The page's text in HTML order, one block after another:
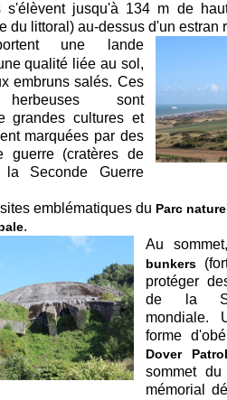
s'élèvent jusqu'à 134 m de
du littoral) au-dessus d'un estran
une lande
qualité liée au sol,
embruns salés. Ces
herbeuses sont
grandes cultures et
marquées par des
guerre (cratères de
la Seconde Guerre
emblématiques du Parc
.
Au
bunkers
protéger
de la
mondiale.
forme
Dover Patrol
sommet
mémorial